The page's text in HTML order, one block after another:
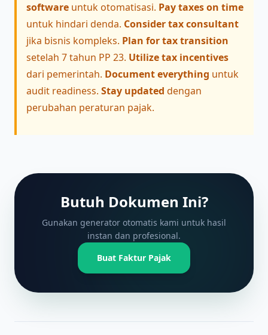
software untuk otomatisasi. Pay taxes on time
untuk hindari denda. Consider tax consultant
jika bisnis kompleks. Plan for tax transition
setelah 7 tahun PP 23. Utilize tax incentives
dari pemerintah. Document everything untuk
audit readiness. Stay updated dengan
perubahan peraturan pajak.
Butuh Dokumen Ini?
Gunakan generator otomatis kami untuk hasil
instan dan profesional.
Buat Faktur Pajak